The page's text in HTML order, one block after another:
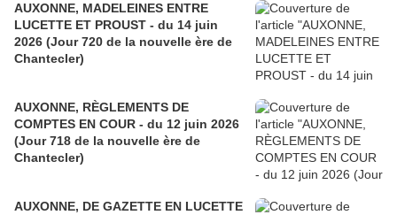
AUXONNE, MADELEINES ENTRE
LUCETTE ET PROUST - du 14 juin
2026 (Jour 720 de la nouvelle ère de
Chantecler)
AUXONNE, RÈGLEMENTS DE
COMPTES EN COUR - du 12 juin 2026
(Jour 718 de la nouvelle ère de
Chantecler)
AUXONNE, DE GAZETTE EN LUCETTE